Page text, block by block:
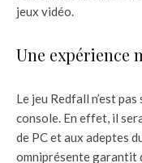
jeux vidéo.
Une expérience
Le jeu Redfall n’est
console. En effet, il
de PC et aux adeptes
omniprésente garantit